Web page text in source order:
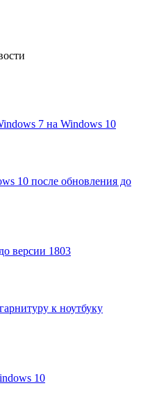
7 на Windows 10
10 после обновления до
версии 1803
к ноутбуку
10